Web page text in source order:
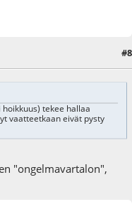
#8
tekee hallaa
vaatteetkaan eivät pysty
"ongelmavartalon",